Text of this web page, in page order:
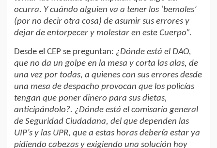
ocurra. Y cuándo alguien va a tener los ‘bemoles’
(por no decir otra cosa) de asumir sus errores y
dejar de entorpecer y molestar en este Cuerpo”.
Desde el CEP se preguntan: ¿Dónde está el DAO,
que no da un golpe en la mesa y corta las alas, de
una vez por todas, a quienes con sus errores desde
una mesa de despacho provocan que los policías
tengan que poner dinero para sus dietas,
anticipándolo?. ¿Dónde está el comisario general
de Seguridad Ciudadana, del que dependen las
UIP’s y las UPR, que a estas horas debería estar ya
pidiendo cabezas y exigiendo una solución hoy